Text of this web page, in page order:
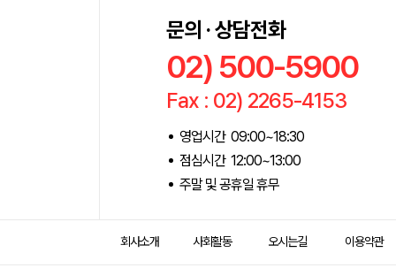
문의 · 상담전화
02) 500-5900
Fax : 02) 2265-4153
영업시간 09:00~18:30
점심시간 12:00~13:00
주말 및 공휴일 휴무
회사소개 사회활동 오시는길 이용약관